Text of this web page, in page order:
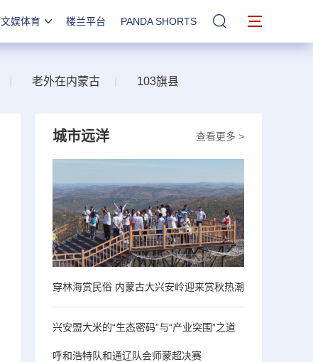
文娱体育 楼兰平台 PANDA SHORTS 站内搜索
老外在内蒙古 103旗县
查看更多 >
城市远洋
穿林海赏民俗 内蒙古大兴安岭迎来赏秋热潮
兴安盟大米的“生态密码”与“产业突围”之道
呼和浩特队和通辽队会师蒙超决赛